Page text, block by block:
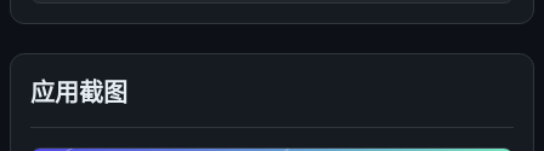
应用截图